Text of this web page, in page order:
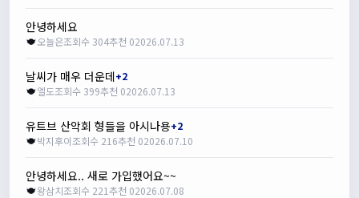
안녕하세요
오늘은조회수 304추천 02026.07.13
날씨가 매우 더운데+2
엘도조회수 399추천 02026.07.13
유트브 산악회 형들을 아시나용+2
박지후이조회수 216추천 02026.07.10
안녕하세요.. 새로 가입했어요~~
왕삼치조회수 221추천 02026.07.08